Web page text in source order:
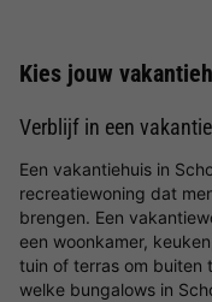
Kies jouw
Verblijf in een
Een vakantiehuis in
recreatiewoning dat
brengen. Een
een woonkamer,
tuin of terras om buiten
welke bungalows in